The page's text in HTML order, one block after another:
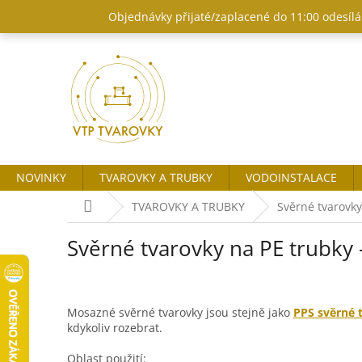
obsah
Objednávky přijaté/zaplacené do 11:00
NOVINKY TVAROVKY A TRUBKY
VODOINSTALACE
Domů TVAROVKY A TRUBKY Svěrné
Svěrné tvarovky na PE trubky
Mosazné svěrné tvarovky jsou stejně jako PPS
kdykoliv rozebrat.
Oblast použití: